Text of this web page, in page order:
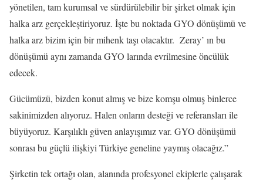
yönetilen, tam kurumsal ve sürdürülebilir bir şirket olmak için
halka arz gerçekleştiriyoruz. İşte bu noktada GYO dönüşümü ve
halka arz bizim için bir mihenk taşı olacaktır. Zeray’ ın bu
dönüşümü aynı zamanda GYO larında evrilmesine öncülük
edecek.
Gücümüzü, bizden konut almış ve bize komşu olmuş binlerce
sakinimizden alıyoruz. Halen onların desteği ve referansları ile
büyüyoruz. Karşılıklı güven anlayışımız var. GYO dönüşümü
sonrası bu güçlü ilişkiyi Türkiye geneline yaymış olacağız.”
Şirketin tek ortağı olan, alanında profesyonel ekiplerle çalışarak